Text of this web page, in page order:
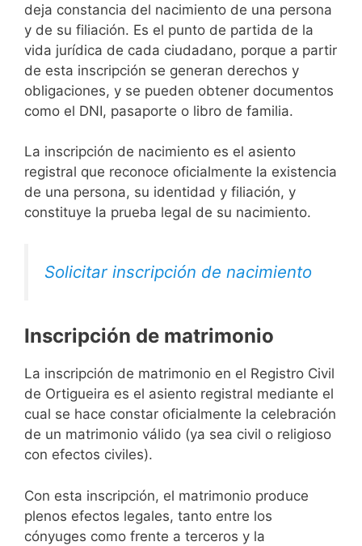
deja constancia del nacimiento de una persona
y de su filiación. Es el punto de partida de la
vida jurídica de cada ciudadano, porque a partir
de esta inscripción se generan derechos y
obligaciones, y se pueden obtener documentos
como el DNI, pasaporte o libro de familia.
La inscripción de nacimiento es el asiento
registral que reconoce oficialmente la existencia
de una persona, su identidad y filiación, y
constituye la prueba legal de su nacimiento.
Solicitar inscripción de nacimiento
Inscripción de matrimonio
La inscripción de matrimonio en el Registro Civil
de Ortigueira es el asiento registral mediante el
cual se hace constar oficialmente la celebración
de un matrimonio válido (ya sea civil o religioso
con efectos civiles).
Con esta inscripción, el matrimonio produce
plenos efectos legales, tanto entre los
cónyuges como frente a terceros y la